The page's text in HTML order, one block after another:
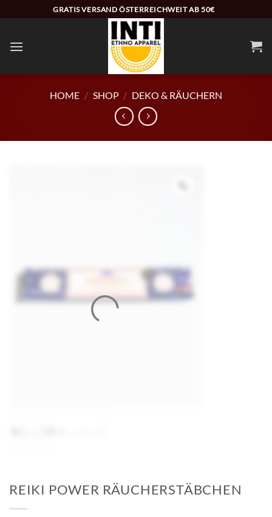
Inhalt
GRATIS VERSAND ÖSTERREICHWEIT AB 50€
HOME / SHOP / DEKO & RÄUCHERN
REIKI POWER RÄUCHERSTÄBCHEN